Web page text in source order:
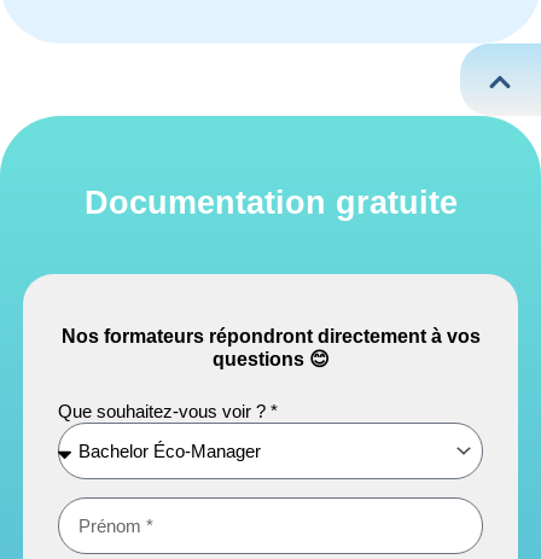
Documentation gratuite
Nos formateurs répondront directement à vos
questions 😊​
Que souhaitez-vous voir ? *